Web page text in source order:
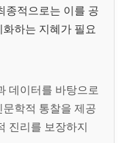
종적으로는 이를 공
하는 지혜가 필요
데이터를 바탕으로
학적 통찰을 제공
진리를 보장하지